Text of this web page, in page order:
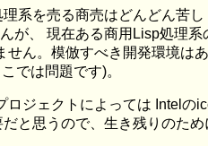
系を売る商売はどんどん苦
が、 現在ある商用Lisp処理
せん。模倣すべき開発環境
では問題です)。
ジェクトによっては Intel
と思うので、生き残りのた